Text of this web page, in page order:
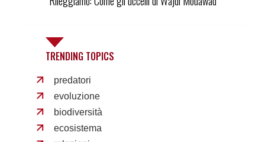
TRENDING TOPICS
predatori
evoluzione
biodiversità
ecosistema